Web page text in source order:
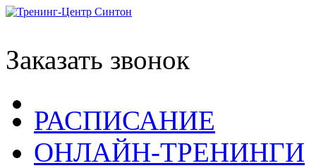
Заказать звонок
РАСПИСАНИЕ
ОНЛАЙН-ТРЕНИНГИ